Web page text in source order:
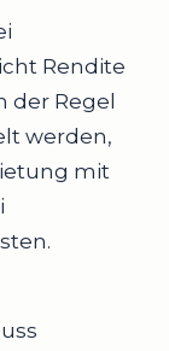
Rendite
der Regel
werden,
mit